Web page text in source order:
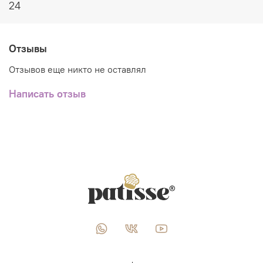
24
Отзывы
Отзывов еще никто не оставлял
Написать отзыв